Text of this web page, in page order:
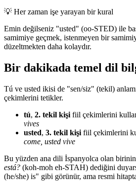
💡 Her zaman işe yarayan bir kural
Emin değilseniz "usted" (oo-STED) ile
samimiye geçmek, istenmeyen bir
düzeltmekten daha kolaydır.
Bir dakikada temel dil
Tú ve usted ikisi de "sen/siz" (tekil)
çekimlerini tetikler.
tú, 2. tekil kişi fiil çekimlerini
vives
usted, 3. tekil kişi fiil çekimlerini
come, usted vive
Bu yüzden ana dili İspanyolca olan
está? (koh-moh eh-STAH) dediğini
(he/she) is" gibi görünür, ama resmi